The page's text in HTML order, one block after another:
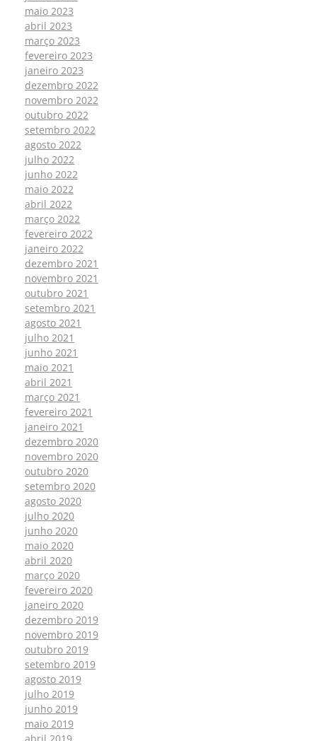
maio 2023
abril 2023
março 2023
fevereiro 2023
janeiro 2023
dezembro 2022
novembro 2022
outubro 2022
setembro 2022
agosto 2022
julho 2022
junho 2022
maio 2022
abril 2022
março 2022
fevereiro 2022
janeiro 2022
dezembro 2021
novembro 2021
outubro 2021
setembro 2021
agosto 2021
julho 2021
junho 2021
maio 2021
abril 2021
março 2021
fevereiro 2021
janeiro 2021
dezembro 2020
novembro 2020
outubro 2020
setembro 2020
agosto 2020
julho 2020
junho 2020
maio 2020
abril 2020
março 2020
fevereiro 2020
janeiro 2020
dezembro 2019
novembro 2019
outubro 2019
setembro 2019
agosto 2019
julho 2019
junho 2019
maio 2019